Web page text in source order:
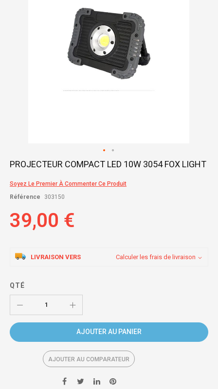
Skip
beginning
of
gallery
PROJECTEUR COMPACT LED 10W 3054 FOX LIGHT
Soyez Le Premier À Commenter Ce Produit
Référence
303150
39,00 €
LIVRAISON VERS Calculer les frais de livraison
QTÉ
AJOUTER AU PANIER
AJOUTER AU COMPARATEUR